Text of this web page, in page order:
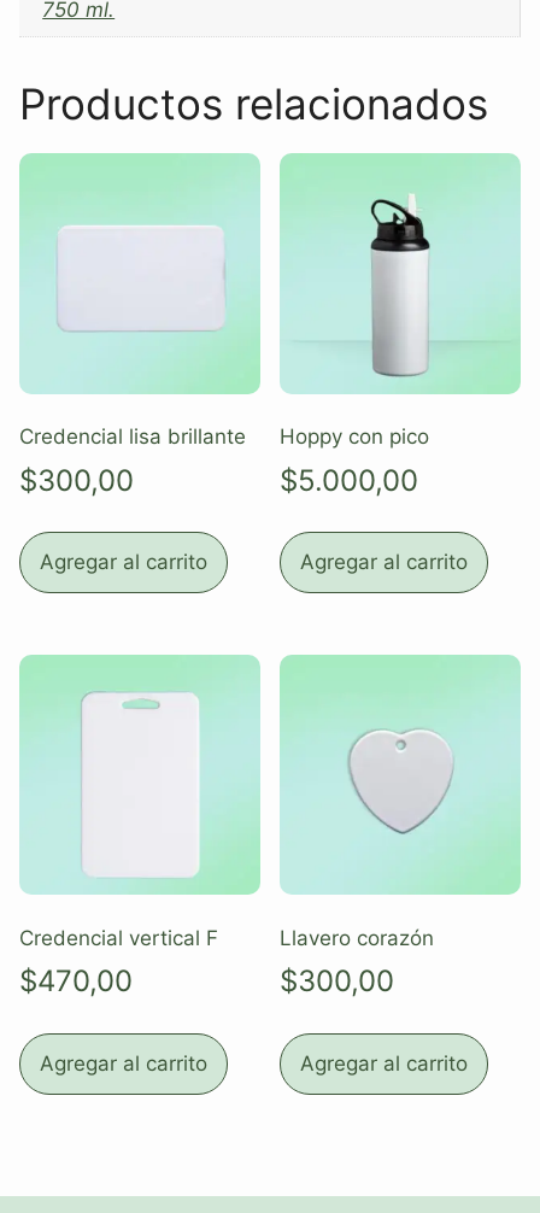
750 ml.
Productos relacionados
Credencial lisa brillante
$300,00
Agregar al carrito
Hoppy con pico
$5.000,00
Agregar al carrito
Credencial vertical F
$470,00
Agregar al carrito
Llavero corazón
$300,00
Agregar al carrito